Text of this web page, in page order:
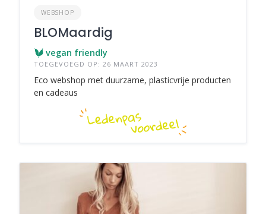
WEBSHOP
BLOMaardig
vegan friendly
TOEGEVOEGD OP: 26 MAART 2023
Eco webshop met duurzame, plasticvrije producten
en cadeaus